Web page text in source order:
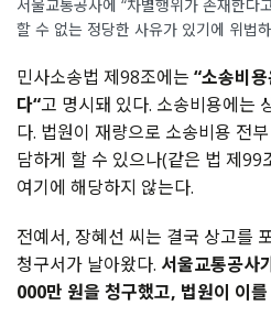
서울교통공사에 “차별행위가 존재한다
할 수 없는 정당한 사유가 있기에 위법
민사소송법 제98조에는 “소송비
다“고 명시돼 있다. 소송비용에는
다. 법원이 재량으로 소송비용 전
담하게 할 수 있으나(같은 법 제99
여기에 해당하지 않는다.
전예서, 장혜선 씨는 결국 상고를
청구서가 날아왔다. 서울교통공사
000만 원을 청구했고, 법원이 이